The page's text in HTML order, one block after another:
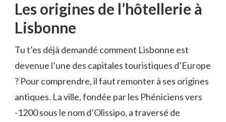
Les origines de l’hôtellerie à
Lisbonne
Tu t’es déjà demandé comment Lisbonne est
devenue l’une des capitales touristiques d’Europe
? Pour comprendre, il faut remonter à ses origines
antiques. La ville, fondée par les Phéniciens vers
-1200 sous le nom d’Olissipo, a traversé de